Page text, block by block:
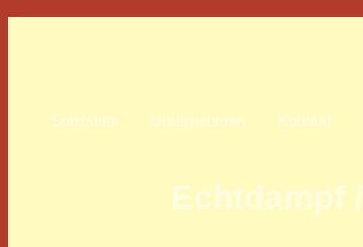
Startseite Unternehmen Kontakt
Echtdampf